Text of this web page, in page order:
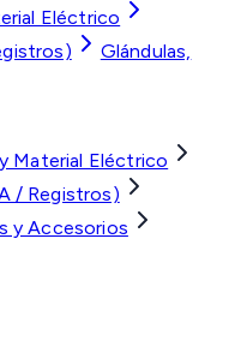
Eléctrico
Glándulas,
Material Eléctrico
/ Registros)
y Accesorios